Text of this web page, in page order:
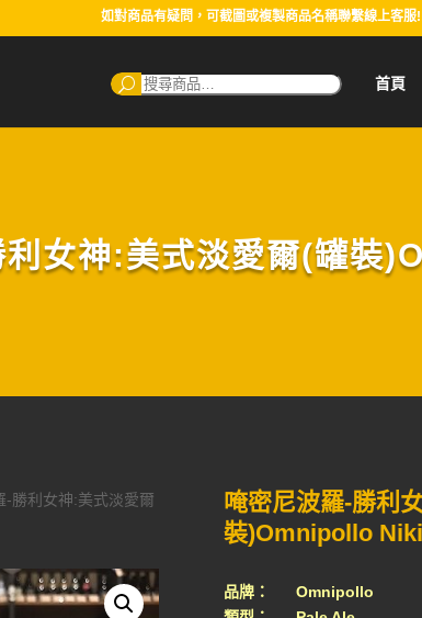
如對商品有疑問，可截圖或複製商品名稱聯繫線上客
搜
尋：
首頁
利女神:美式淡愛爾(罐
-勝利女神:美式淡愛爾
唵密尼波羅-勝利
裝)Omnipollo
品牌： Omnipollo